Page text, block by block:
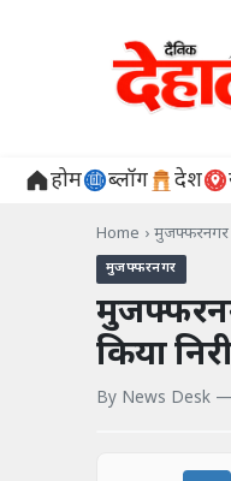
होम ब्लॉग देश
Home › मुजफ्फरनगर
मुजफ्फरनगर
किया
By News Desk —